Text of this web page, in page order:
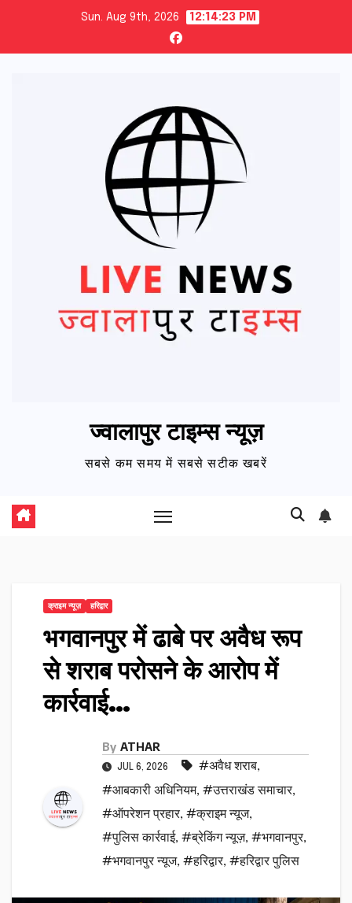
content
Sun. Aug 9th, 2026 12:14:24 PM
ज्वालापुर टाइम्स न्यूज़
सबसे कम समय में सबसे सटीक खबरें
क्राइम न्यूज़ हरिद्वार
भगवानपुर में ढाबे पर अवैध रूप
से शराब परोसने के आरोप में
कार्रवाई…
By ATHAR
JUL 6, 2026 #अवैध शराब,
#आबकारी अधिनियम, #उत्तराखंड समाचार,
#ऑपरेशन प्रहार, #क्राइम न्यूज,
#पुलिस कार्रवाई, #ब्रेकिंग न्यूज़, #भगवानपुर,
#भगवानपुर न्यूज, #हरिद्वार, #हरिद्वार पुलिस